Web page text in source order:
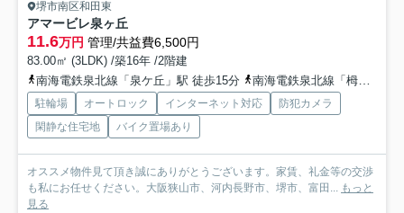
堺市南区和田東
アマービレ泉ヶ丘
11.6万円 管理/共益費6,500円
83.00㎡ (3LDK) /築16年 /2階建
南海電鉄泉北線「泉ケ丘」駅 徒歩15分
南海電鉄泉北線「栂・美木多」駅 徒歩42分
駐輪場 オートロック インターネット対応
防犯カメラ
閑静な住宅地
バイク置場あり
オススメ物件見て頂き誠にありがとうございます。家賃、礼金等の交渉
も私にお任せください。大阪狭山市、河内長野市、堺市、富田... もっと
見る